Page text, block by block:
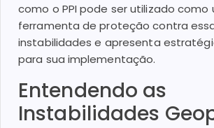
como o PPI pode ser utilizado como
ferramenta de proteção contra
instabilidades e apresenta
para sua implementação.
Entendendo as
Instabilidades